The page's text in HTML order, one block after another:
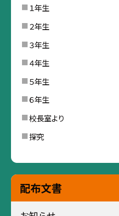
１年生
２年生
３年生
４年生
５年生
６年生
校長室より
探究
配布文書